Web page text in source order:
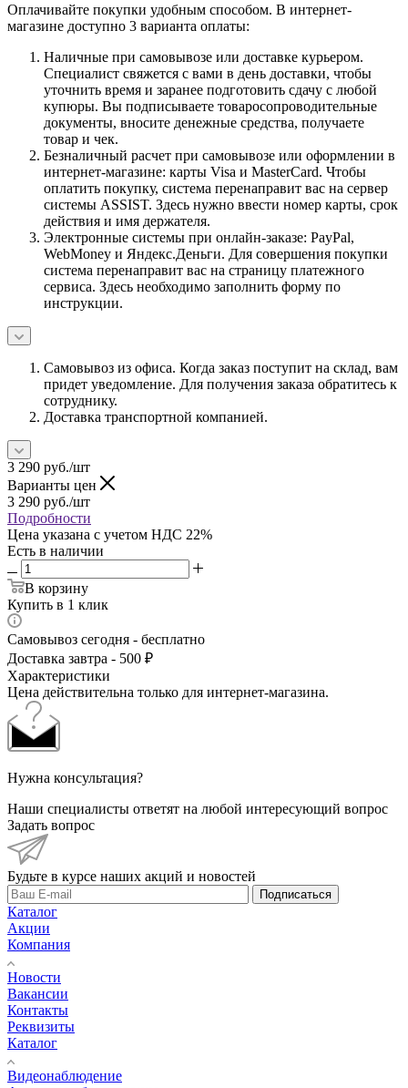
Оплачивайте покупки удобным способом. В интернет-
магазине доступно 3 варианта оплаты:
Наличные при самовывозе или доставке курьером.
Специалист свяжется с вами в день доставки, чтобы
уточнить время и заранее подготовить сдачу с любой
купюры. Вы подписываете товаросопроводительные
документы, вносите денежные средства, получаете
товар и чек.
Безналичный расчет при самовывозе или оформлении в
интернет-магазине: карты Visa и MasterCard. Чтобы
оплатить покупку, система перенаправит вас на сервер
системы ASSIST. Здесь нужно ввести номер карты, срок
действия и имя держателя.
Электронные системы при онлайн-заказе: PayPal,
WebMoney и Яндекс.Деньги. Для совершения покупки
система перенаправит вас на страницу платежного
сервиса. Здесь необходимо заполнить форму по
инструкции.
Самовывоз из офиса. Когда заказ поступит на склад, вам
придет уведомление. Для получения заказа обратитесь к
сотруднику.
Доставка транспортной компанией.
3 290 руб./шт
Варианты цен
3 290 руб./шт
Подробности
Цена указана с учетом НДС 22%
Есть в наличии
В корзину
Купить в 1 клик
Самовывоз сегодня - бесплатно
Доставка завтра - 500 ₽
Характеристики
Цена действительна только для интернет-магазина.
Нужна консультация?
Наши специалисты ответят на любой интересующий вопрос
Задать вопрос
Будьте в курсе наших акций и новостей
Подписаться
Каталог
Акции
Компания
Новости
Вакансии
Контакты
Реквизиты
Каталог
Видеонаблюдение